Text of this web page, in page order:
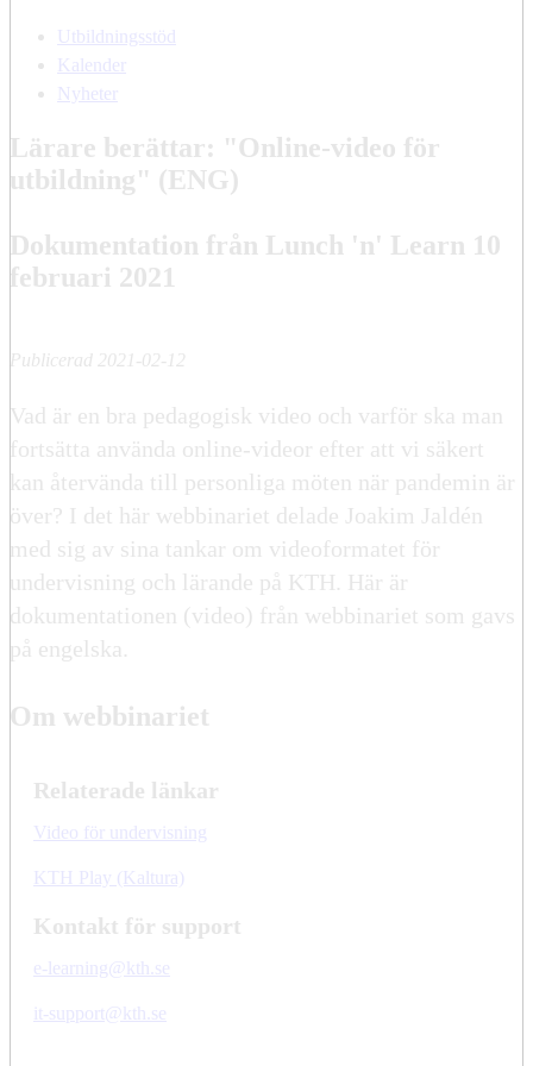
Utbildningsstöd
Kalender
Nyheter
Lärare berättar: "Online-video för
utbildning" (ENG)
Dokumentation från Lunch 'n' Learn 10
februari 2021
Publicerad 2021-02-12
Vad är en bra pedagogisk video och varför ska man
fortsätta använda online-videor efter att vi säkert
kan återvända till personliga möten när pandemin är
över? I det här webbinariet delade Joakim Jaldén
med sig av sina tankar om videoformatet för
undervisning och lärande på KTH. Här är
dokumentationen (video) från webbinariet som gavs
på engelska.
Om webbinariet
Relaterade länkar
Video för undervisning
KTH Play (Kaltura)
Kontakt för support
e-learning@kth.se
it-support@kth.se